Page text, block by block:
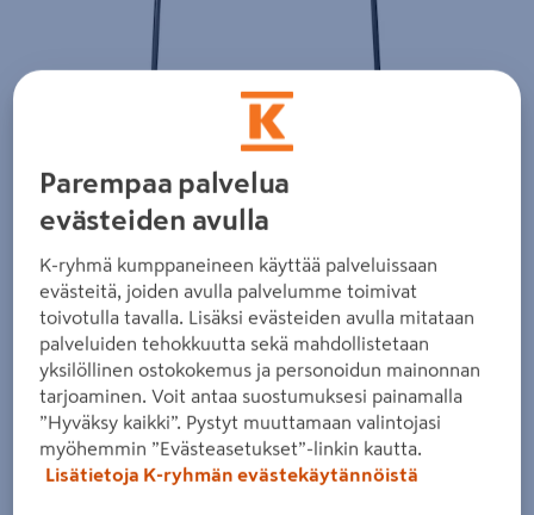
Zoomaa kuvaa sormilla kosketusnäytöllä
Parempaa palvelua
evästeiden avulla
K-ryhmä kumppaneineen käyttää palveluissaan
evästeitä, joiden avulla palvelumme toimivat
toivotulla tavalla. Lisäksi evästeiden avulla mitataan
palveluiden tehokkuutta sekä mahdollistetaan
yksilöllinen ostokokemus ja personoidun mainonnan
tarjoaminen. Voit antaa suostumuksesi painamalla
”Hyväksy kaikki”. Pystyt muuttamaan valintojasi
myöhemmin ”Evästeasetukset”-linkin kautta.
Lisätietoja K-ryhmän evästekäytännöistä